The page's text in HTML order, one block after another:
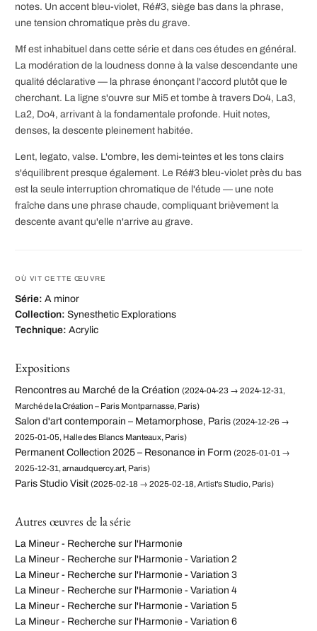
notes. Un accent bleu-violet, Ré#3, siège bas dans la phrase,
une tension chromatique près du grave.
Mf est inhabituel dans cette série et dans ces études en général.
La modération de la loudness donne à la valse descendante une
qualité déclarative — la phrase énonçant l'accord plutôt que le
cherchant. La ligne s'ouvre sur Mi5 et tombe à travers Do4, La3,
La2, Do4, arrivant à la fondamentale profonde. Huit notes,
denses, la descente pleinement habitée.
Lent, legato, valse. L'ombre, les demi-teintes et les tons clairs
s'équilibrent presque également. Le Ré#3 bleu-violet près du bas
est la seule interruption chromatique de l'étude — une note
fraîche dans une phrase chaude, compliquant brièvement la
descente avant qu'elle n'arrive au grave.
OÙ VIT CETTE ŒUVRE
Série: A minor
Collection: Synesthetic Explorations
Technique: Acrylic
Expositions
Rencontres au Marché de la Création (2024-04-23 → 2024-12-31,
Marché de la Création – Paris Montparnasse, Paris)
Salon d'art contemporain – Metamorphose, Paris (2024-12-26 →
2025-01-05, Halle des Blancs Manteaux, Paris)
Permanent Collection 2025 – Resonance in Form (2025-01-01 →
2025-12-31, arnaudquercy.art, Paris)
Paris Studio Visit (2025-02-18 → 2025-02-18, Artist's Studio, Paris)
Autres œuvres de la série
La Mineur - Recherche sur l'Harmonie
La Mineur - Recherche sur l'Harmonie - Variation 2
La Mineur - Recherche sur l'Harmonie - Variation 3
La Mineur - Recherche sur l'Harmonie - Variation 4
La Mineur - Recherche sur l'Harmonie - Variation 5
La Mineur - Recherche sur l'Harmonie - Variation 6